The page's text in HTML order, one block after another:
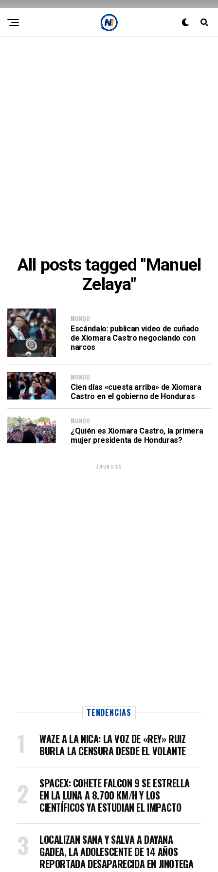
All posts tagged "Manuel
Zelaya"
MUNDO
Escándalo: publican video de cuñado
de Xiomara Castro negociando con
narcos
MUNDO
Cien días «cuesta arriba» de Xiomara
Castro en el gobierno de Honduras
MUNDO
¿Quién es Xiomara Castro, la primera
mujer presidenta de Honduras?
ANUNCIOS
TENDENCIAS
WAZE A LA NICA: LA VOZ DE «REY» RUIZ
BURLA LA CENSURA DESDE EL VOLANTE
SPACEX: COHETE FALCON 9 SE ESTRELLA
EN LA LUNA A 8.700 KM/H Y LOS
CIENTÍFICOS YA ESTUDIAN EL IMPACTO
LOCALIZAN SANA Y SALVA A DAYANA
GADEA, LA ADOLESCENTE DE 14 AÑOS
REPORTADA DESAPARECIDA EN JINOTEGA